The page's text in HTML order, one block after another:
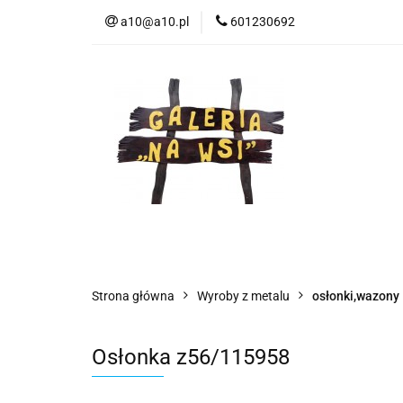
a10@a10.pl 601230692
Strona główna Wyroby z metalu osłonki,wazony
Osłonka z56/115958